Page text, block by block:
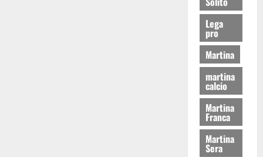
Lega
pro
Martina
martina
calcio
Martina
Franca
Martina
Sera